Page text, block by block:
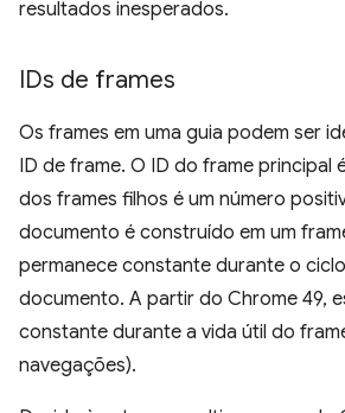
resultados inesperados.
IDs de frames
Os frames em uma guia podem ser
ID de frame. O ID do frame principal
dos frames filhos é um número
documento é construído em um
permanece constante durante o
documento. A partir do Chrome 49,
constante durante a vida útil do
navegações).